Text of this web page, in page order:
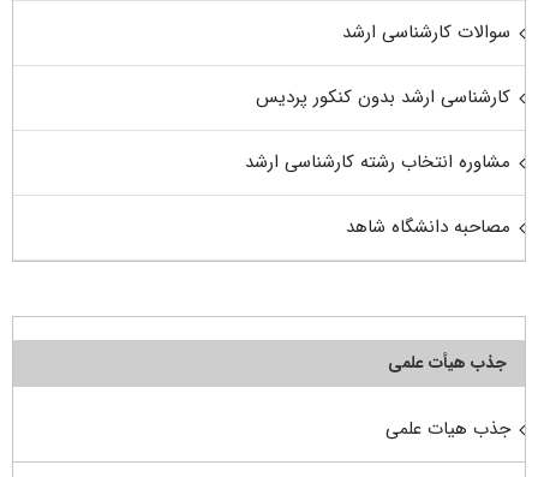
سوالات کارشناسی ارشد
کارشناسی ارشد بدون کنکور پردیس
مشاوره انتخاب رشته کارشناسی ارشد
مصاحبه دانشگاه شاهد
جذب هیأت علمی
جذب هیات علمی